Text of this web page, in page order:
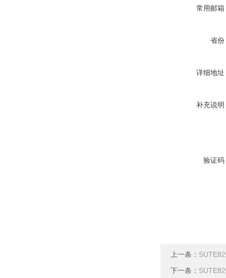
常用邮箱
省份
详细地址
补充说明
验证码
上一条：
下一条：